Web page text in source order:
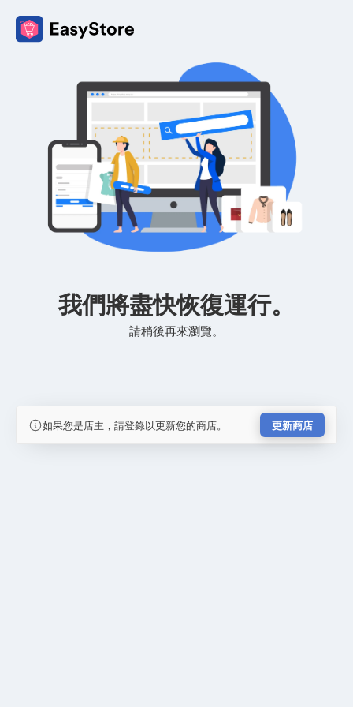
我們將盡快恢復運行。
請稍後再來瀏覽。
如果您是店主，請登錄以更新您的商店。 更新商店